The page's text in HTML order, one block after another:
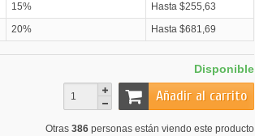
15%
Hasta $255,63
20%
Hasta $681,69
Disponible
Añadir al carrito
Otras 386 personas están viendo este producto